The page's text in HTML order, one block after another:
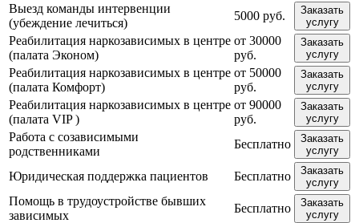
Выезд команды интервенции
(убеждение лечиться)
5000 руб.
Заказать
услугу
Реабилитация наркозависимых в центре
(палата Эконом)
от 30000
руб.
Заказать
услугу
Реабилитация наркозависимых в центре
(палата Комфорт)
от 50000
руб.
Заказать
услугу
Реабилитация наркозависимых в центре
(палата VIP )
от 90000
руб.
Заказать
услугу
Работа с созависимыми
родственниками
Бесплатно
Заказать
услугу
Юридическая поддержка пациентов Бесплатно
Заказать
услугу
Помощь в трудоустройстве бывших
зависимых
Бесплатно
Заказать
услугу